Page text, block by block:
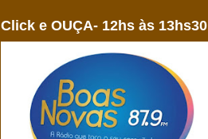
Click e OUÇA- 12hs às 13hs30